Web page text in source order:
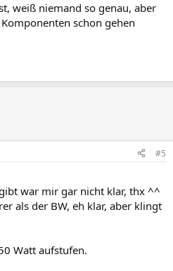
weiß niemand so genau, aber
schon gehen
#5
war mir gar nicht klar, thx ^^
als der BW, eh klar, aber klingt
Watt aufstufen.